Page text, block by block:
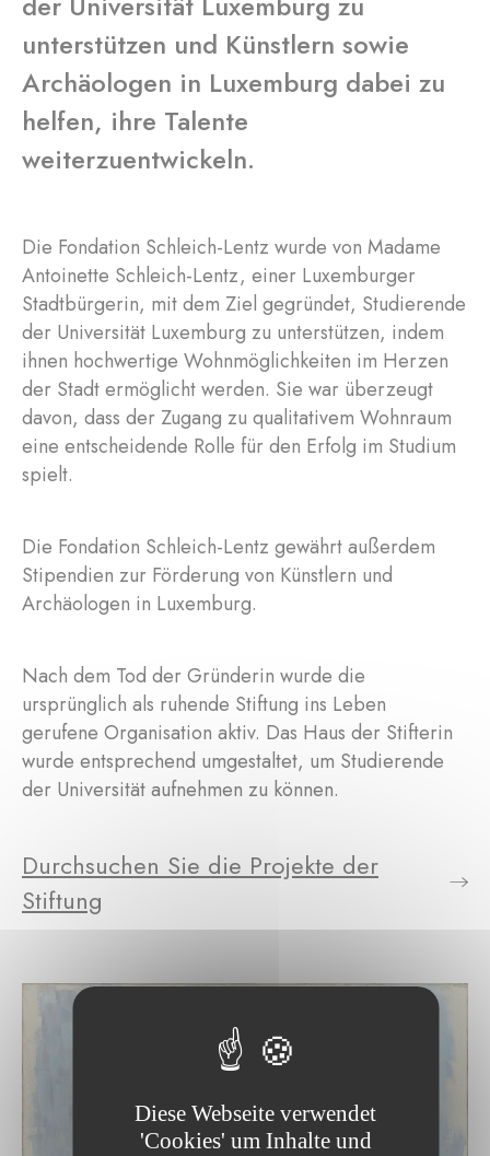
unterstützen und Künstlern sowie
Archäologen in Luxemburg dabei zu
helfen, ihre Talente
weiterzuentwickeln.
Die Fondation Schleich-Lentz wurde von Madame
Antoinette Schleich-Lentz, einer Luxemburger
Stadtbürgerin, mit dem Ziel gegründet, Studierende
der Universität Luxemburg zu unterstützen, indem
ihnen hochwertige Wohnmöglichkeiten im Herzen
der Stadt ermöglicht werden. Sie war überzeugt
davon, dass der Zugang zu qualitativem Wohnraum
eine entscheidende Rolle für den Erfolg im Studium
spielt.
Die Fondation Schleich-Lentz gewährt außerdem
Stipendien zur Förderung von Künstlern und
Archäologen in Luxemburg.
Nach dem Tod der Gründerin wurde die
ursprünglich als ruhende Stiftung ins Leben
gerufene Organisation aktiv. Das Haus der Stifterin
wurde entsprechend umgestaltet, um Studierende
der Universität aufnehmen zu können.
Durchsuchen Sie die Projekte der
Stiftung
Diese Webseite verwendet
'Cookies' um Inhalte und